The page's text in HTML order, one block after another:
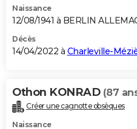
Naissance
12/08/1941 à BERLIN
Décès
14/04/2022 à Charleville-
Othon KONRAD (87
Créer une cagnotte obsèques
Naissance